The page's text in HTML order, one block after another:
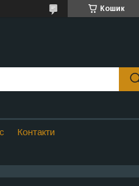
Кошик
Контакти